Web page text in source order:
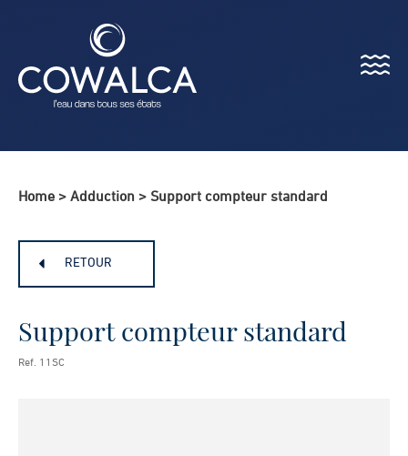
Menu
Home > Adduction > Support compteur standard
RETOUR
Support compteur standard
Ref. 11SC